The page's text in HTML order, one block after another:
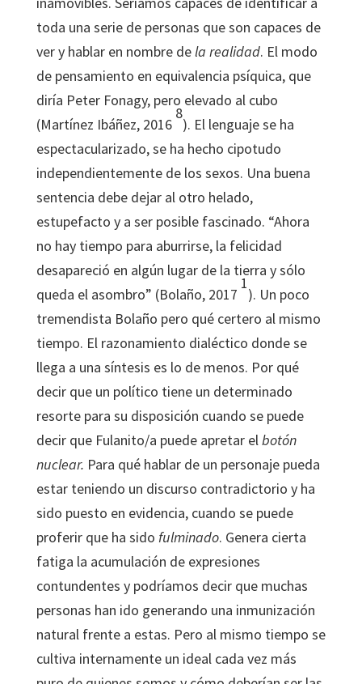
toda una serie de personas que son capaces de
ver y hablar en nombre dela realidad. El modo
de pensamiento en equivalencia psíquica, que
diría Peter Fonagy, pero elevado al cubo
(Martínez Ibáñez, 2016
8
). El lenguaje se ha
espectacularizado, se ha hecho cipotudo
independientemente de los sexos. Una buena
sentencia debe dejar al otro helado,
estupefacto y a ser posible fascinado. “Ahora
no hay tiempo para aburrirse, la felicidad
desapareció en algún lugar de la tierra y sólo
queda el asombro” (Bolaño, 2017
1
). Un poco
tremendista Bolaño pero qué certero al mismo
tiempo. El razonamiento dialéctico donde se
llega a una síntesis es lo de menos. Por qué
decir que un político tiene un determinado
resorte para su disposición cuando se puede
decir que Fulanito/a puede apretar elbotón
nuclear. Para qué hablar de un personaje pueda
estar teniendo un discurso contradictorio y ha
sido puesto en evidencia, cuando se puede
proferir que ha sido fulminado. Genera cierta
fatiga la acumulación de expresiones
contundentes y podríamos decir que muchas
personas han ido generando una inmunización
natural frente a estas. Pero al mismo tiempo se
cultiva internamente un ideal cada vez más